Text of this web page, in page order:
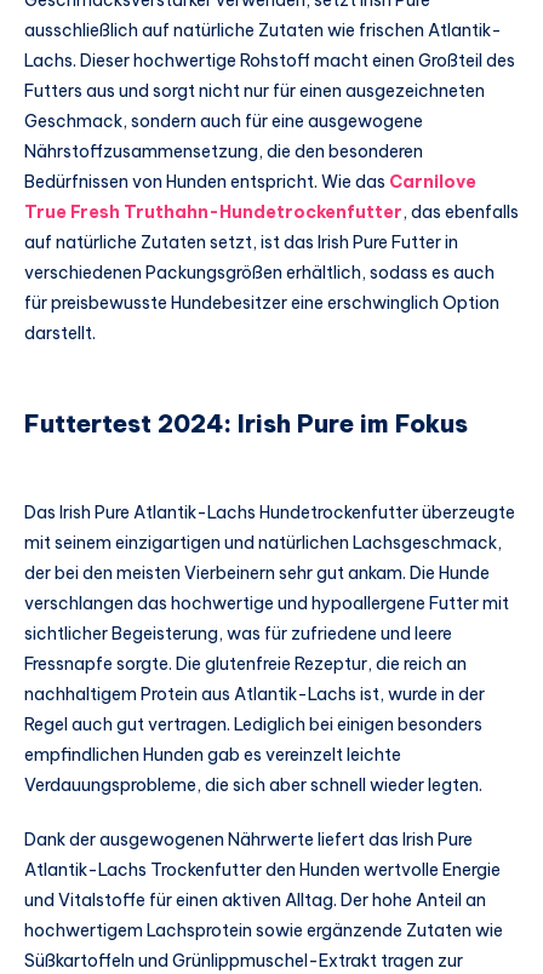
ausschließlich auf natürliche Zutaten wie frischen Atlantik-
Lachs. Dieser hochwertige Rohstoff macht einen Großteil des
Futters aus und sorgt nicht nur für einen ausgezeichneten
Geschmack, sondern auch für eine ausgewogene
Nährstoffzusammensetzung, die den besonderen
Bedürfnissen von Hunden entspricht. Wie das Carnilove
True Fresh Truthahn-Hundetrockenfutter, das ebenfalls
auf natürliche Zutaten setzt, ist das Irish Pure Futter in
verschiedenen Packungsgrößen erhältlich, sodass es auch
für preisbewusste Hundebesitzer eine erschwinglich Option
darstellt.
Futtertest 2024: Irish Pure im Fokus
Das Irish Pure Atlantik-Lachs Hundetrockenfutter überzeugte
mit seinem einzigartigen und natürlichen Lachsgeschmack,
der bei den meisten Vierbeinern sehr gut ankam. Die Hunde
verschlangen das hochwertige und hypoallergene Futter mit
sichtlicher Begeisterung, was für zufriedene und leere
Fressnapfe sorgte. Die glutenfreie Rezeptur, die reich an
nachhaltigem Protein aus Atlantik-Lachs ist, wurde in der
Regel auch gut vertragen. Lediglich bei einigen besonders
empfindlichen Hunden gab es vereinzelt leichte
Verdauungsprobleme, die sich aber schnell wieder legten.
Dank der ausgewogenen Nährwerte liefert das Irish Pure
Atlantik-Lachs Trockenfutter den Hunden wertvolle Energie
und Vitalstoffe für einen aktiven Alltag. Der hohe Anteil an
hochwertigem Lachsprotein sowie ergänzende Zutaten wie
Süßkartoffeln und Grünlippmuschel-Extrakt tragen zur